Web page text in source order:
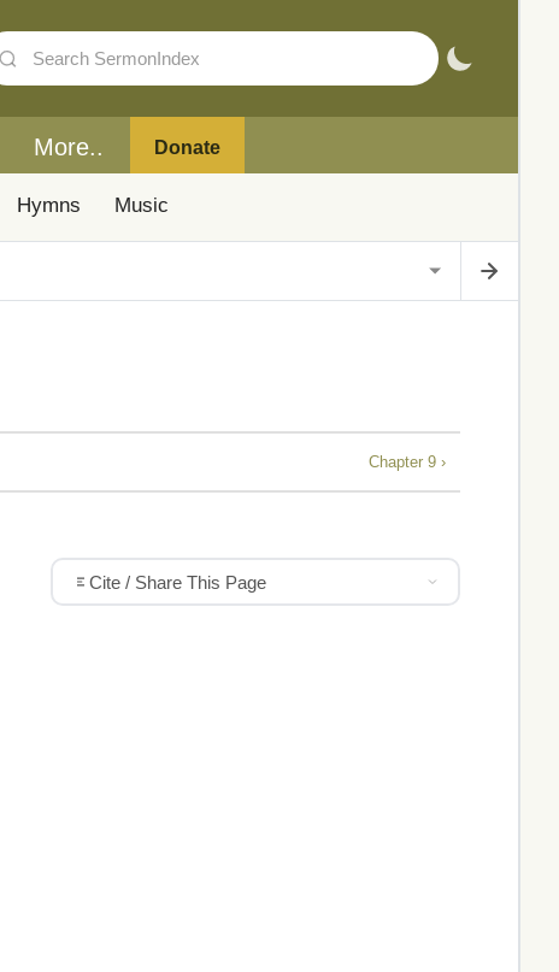
More.. Donate
Hymns Music
Chapter 9 ›
Cite / Share This Page